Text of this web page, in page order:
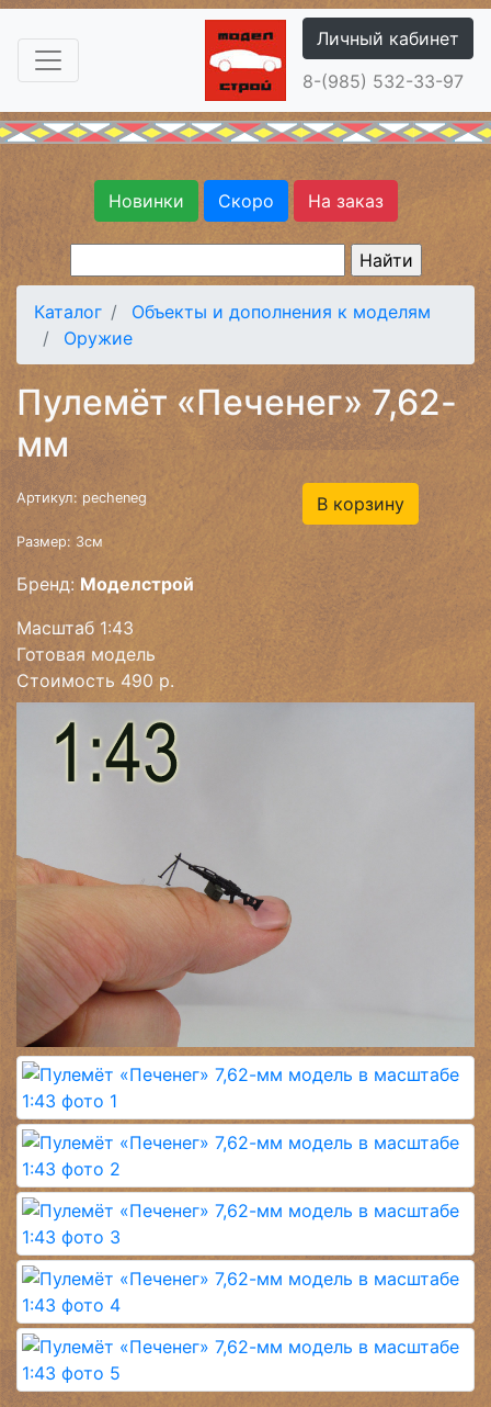
Личный кабинет
8-(985) 532-33-97
Новинки Скоро На заказ
Каталог
Объекты и дополнения к моделям
Оружие
Пулемёт «Печенег» 7,62-
мм
Артикул: pecheneg
Размер: 3см
Бренд: Моделстрой
Масштаб 1:43
Готовая модель
Стоимость 490 р.
В корзину